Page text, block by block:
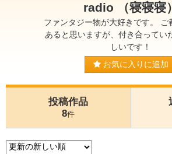
radio （寝寝寝）
ファンタジー物が大好きです。 ご
あると思いますが、付き合ってい
しいです！
お気に入りに追加
投稿作品
8件